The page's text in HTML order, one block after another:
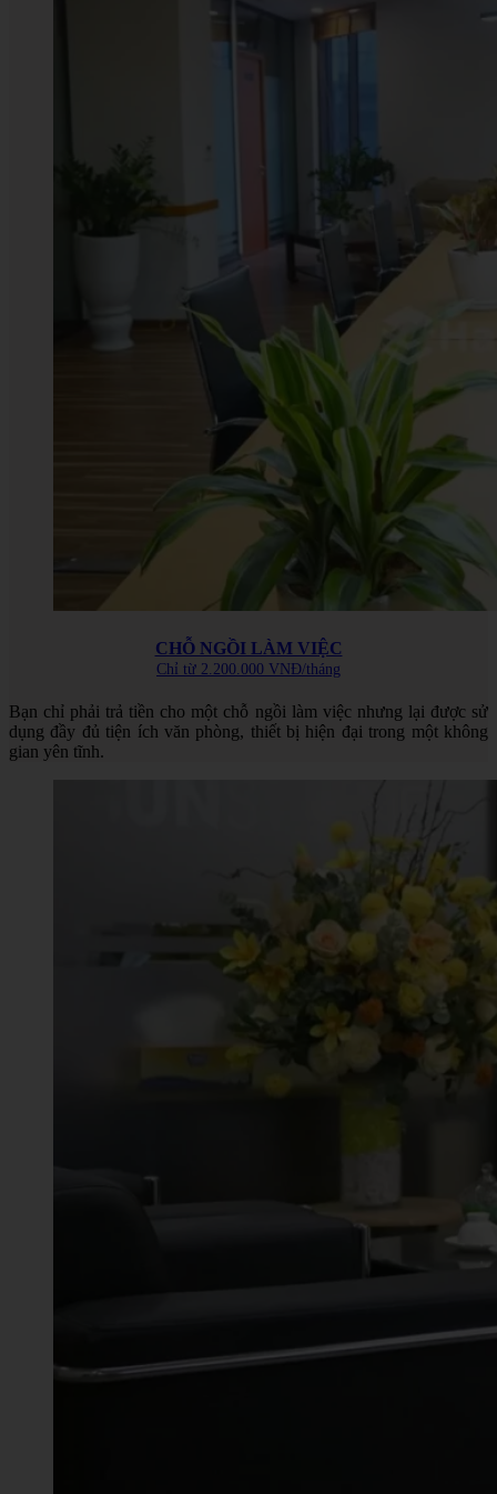
CHỖ NGỒI LÀM VIỆC
Chỉ từ 2.200.000 VNĐ/tháng
Bạn chỉ phải trả tiền cho một chỗ ngồi làm việc nhưng lại được sử
dụng đầy đủ tiện ích văn phòng, thiết bị hiện đại trong một không
gian yên tĩnh.